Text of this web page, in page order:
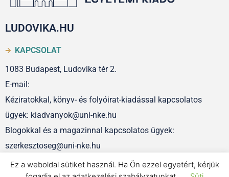
LUDOVIKA.HU
KAPCSOLAT
1083 Budapest, Ludovika tér 2.
E-mail:
Kéziratokkal, könyv- és folyóirat-kiadással kapcsolatos
ügyek: kiadvanyok@uni-nke.hu
Blogokkal és a magazinnal kapcsolatos ügyek:
szerkesztoseg@uni-nke.hu
Ez a weboldal sütiket használ. Ha Ön ezzel egyetért, kérjük